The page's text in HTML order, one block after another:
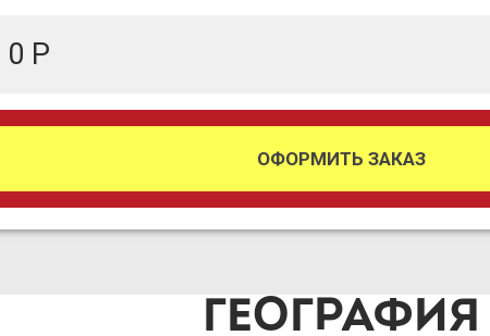
0 Р
ОФОРМИТЬ ЗАКАЗ
ГЕОГРАФИЯ